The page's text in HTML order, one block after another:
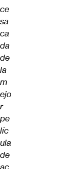
ce
sa
ca
da
de
la
m
ejo
r
pe
líc
ula
de